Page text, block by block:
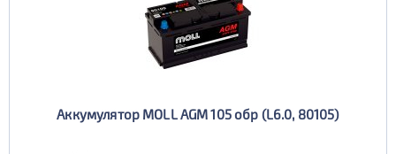
Аккумулятор MOLL AGM 105 обр (L6.0, 80105)